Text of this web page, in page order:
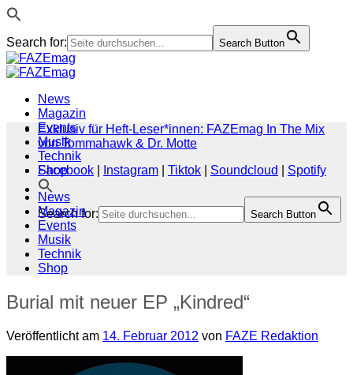
Search for: Search Button
Zum
Inhalt
News
Magazin
Events
Musik
Technik
Shop
Search for: Search Button
Exklusiv für Heft-Leser*innen: FAZEmag In The Mix
von Tommahawk & Dr. Motte
Facebook
Instagram Tiktok Soundcloud
Spotify
News
Magazin
Events
Musik
Technik
Shop
Burial mit neuer EP „Kindred“
Veröffentlicht am 14. Februar 2012 von FAZE Redaktion